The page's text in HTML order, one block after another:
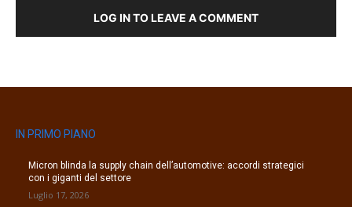
LOG IN TO LEAVE A COMMENT
IN PRIMO PIANO
Micron blinda la supply chain dell’automotive: accordi strategici
con i giganti del settore
Luglio 17, 2026